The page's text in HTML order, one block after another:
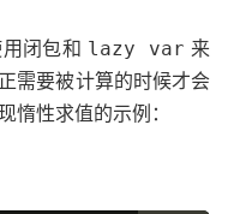
闭包和 lazy var 来
需要被计算的时候才会
性求值的示例：